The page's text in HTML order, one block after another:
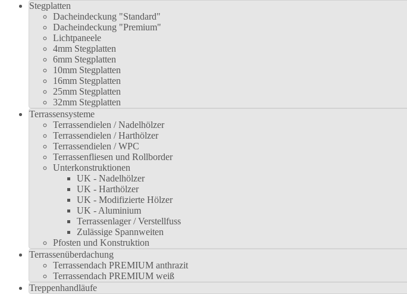
Stegplatten
Dacheindeckung "Standard"
Dacheindeckung "Premium"
Lichtpaneele
4mm Stegplatten
6mm Stegplatten
10mm Stegplatten
16mm Stegplatten
25mm Stegplatten
32mm Stegplatten
Terrassensysteme
Terrassendielen / Nadelhölzer
Terrassendielen / Harthölzer
Terrassendielen / WPC
Terrassenfliesen und Rollborder
Unterkonstruktionen
UK - Nadelhölzer
UK - Harthölzer
UK - Modifizierte Hölzer
UK - Aluminium
Terrassenlager / Verstellfuss
Zulässige Spannweiten
Pfosten und Konstruktion
Terrassenüberdachung
Terrassendach PREMIUM anthrazit
Terrassendach PREMIUM weiß
Treppenhandläufe